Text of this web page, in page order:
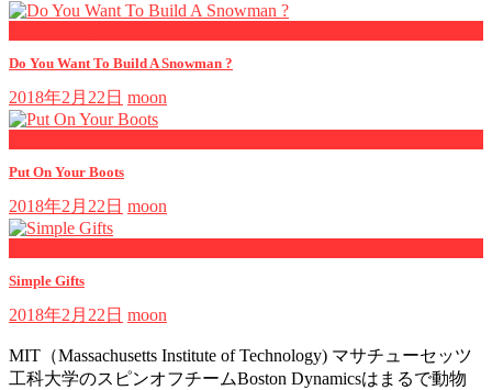
Do You Want To Build A Snowman ?
2018年2月22日 moon
Put On Your Boots
2018年2月22日 moon
Simple Gifts
2018年2月22日 moon
MIT（Massachusetts Institute of Technology) マサチューセッツ
工科大学のスピンオフチームBoston Dynamicsはまるで動物